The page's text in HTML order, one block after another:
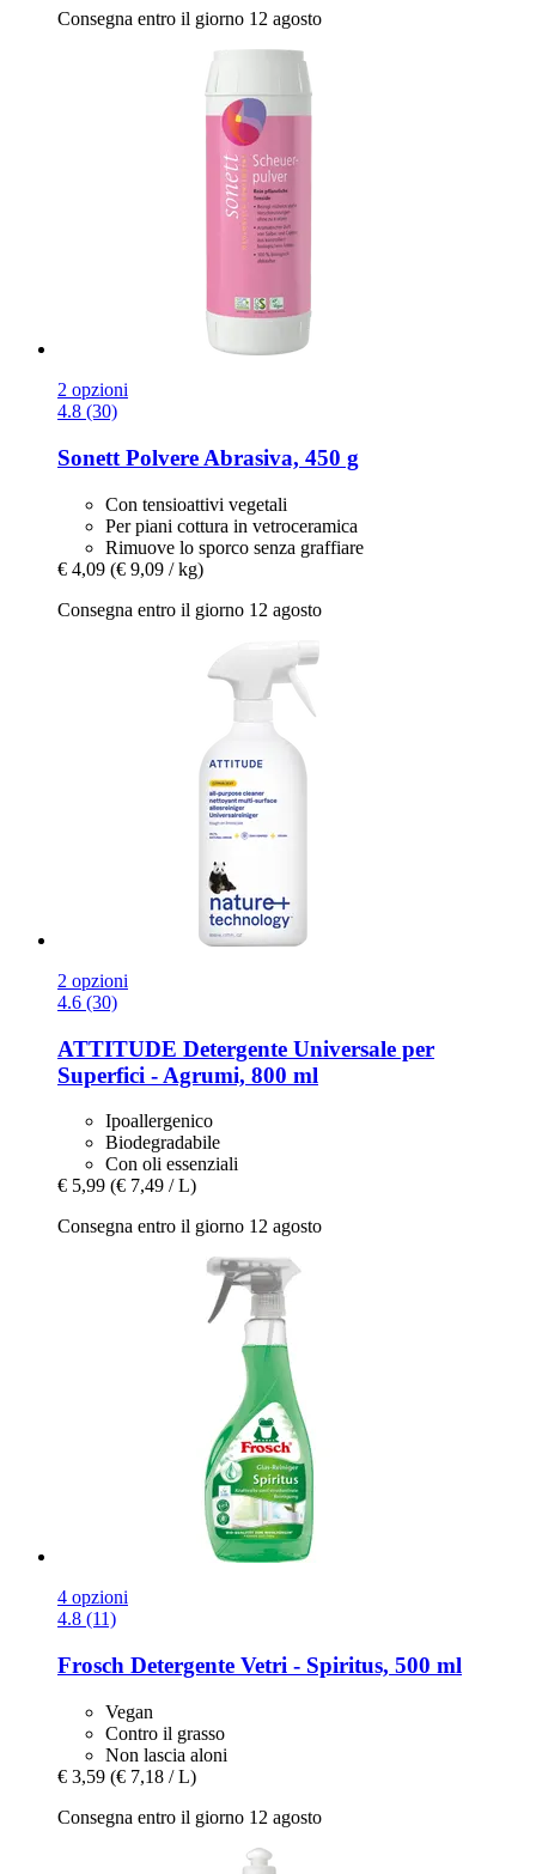
Consegna entro il giorno 12 agosto
2 opzioni
4.8 (30)
Sonett Polvere Abrasiva, 450 g
Con tensioattivi vegetali
Per piani cottura in vetroceramica
Rimuove lo sporco senza graffiare
€ 4,09 (€ 9,09 / kg)
Consegna entro il giorno 12 agosto
2 opzioni
4.6 (30)
ATTITUDE Detergente Universale per
Superfici -​ Agrumi, 800 ml
Ipoallergenico
Biodegradabile
Con oli essenziali
€ 5,99 (€ 7,49 / L)
Consegna entro il giorno 12 agosto
4 opzioni
4.8 (11)
Frosch Detergente Vetri -​ Spiritus, 500 ml
Vegan
Contro il grasso
Non lascia aloni
€ 3,59 (€ 7,18 / L)
Consegna entro il giorno 12 agosto